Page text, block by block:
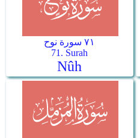
٧١ سورة نوح
71. Surah
Nûh